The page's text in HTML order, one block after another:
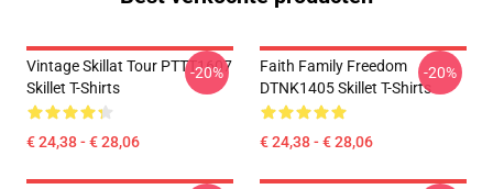
Vintage Skillat Tour PTTT1607
Skillet T-Shirts
€ 24,38 - € 28,06
-20%
Faith Family Freedom
DTNK1405 Skillet T-Shirts
€ 24,38 - € 28,06
-20%